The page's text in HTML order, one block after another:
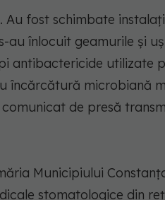
fost schimbate
înlocuit geamurile şi
antibactericide utilizate
încărcătură microbiană
de presă
Municipiului
stomatologice din